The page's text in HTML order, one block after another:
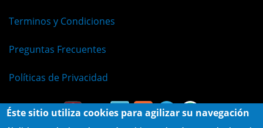
Terminos y Condiciones
Preguntas Frecuentes
Políticas de Privacidad
Éste sitio utiliza cookies para agilizar su navegación